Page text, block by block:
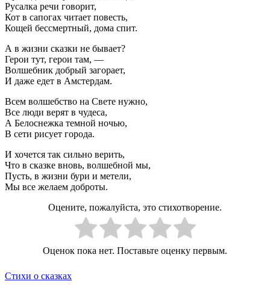
Русалка речи говорит,
Кот в сапогах читает повесть,
Кощей бессмертный, дома спит.
А в жизни сказки не бывает?
Герои тут, герои там, —
Волшебник добрый загорает,
И даже едет в Амстердам.
Всем волшебство на Свете нужно,
Все люди верят в чудеса,
А Белоснежка темной ночью,
В сети рисует города.
И хочется так сильно верить,
Что в сказке вновь, волшебной мы,
Пусть, в жизни бури и метели,
Мы все желаем доброты.
Оцените, пожалуйста, это стихотворение.
Оценок пока нет. Поставьте оценку первым.
Стихи о сказках